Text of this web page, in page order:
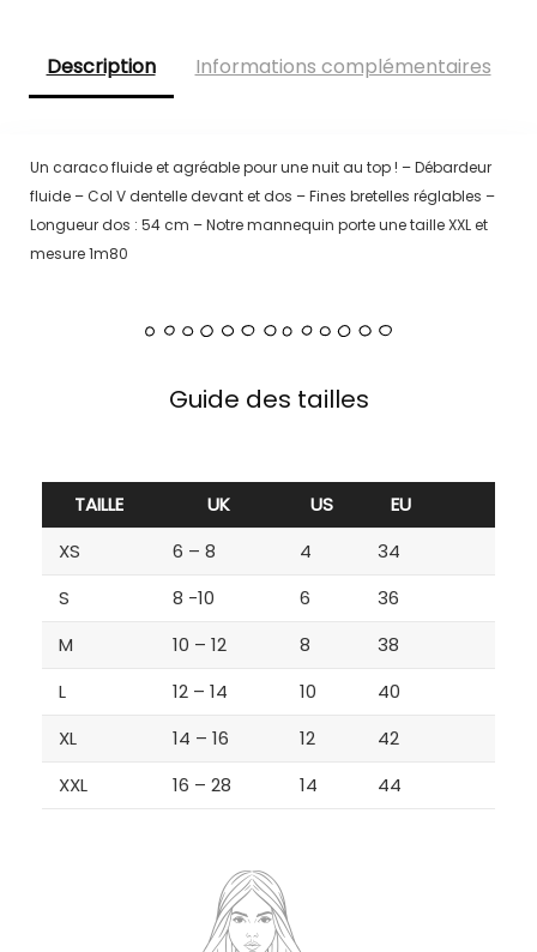
Description Informations complémentaires
Un caraco fluide et agréable pour une nuit au top ! – Débardeur
fluide – Col V dentelle devant et dos – Fines bretelles réglables –
Longueur dos : 54 cm – Notre mannequin porte une taille XXL et
mesure 1m80
Guide des tailles
TAILLE UK US
EU
XS
6 – 8 4
34
S
8 -10 6
36
M
10 – 12 8
38
L
12 – 14 10
40
XL
14 – 16 12
42
XXL
16 – 28 14 44